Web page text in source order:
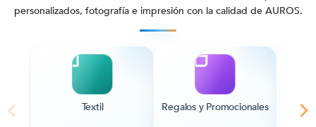
personalizados, fotografía e impresión con la calidad de AUROS.
Textil Regalos y Promocionales